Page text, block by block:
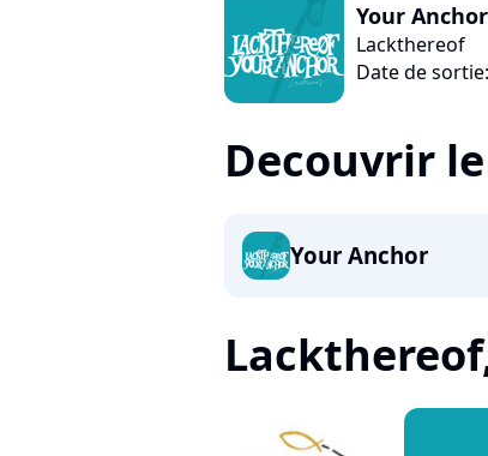
Your Anchor
Lackthereof
Date de
Decouvrir
Your Anchor